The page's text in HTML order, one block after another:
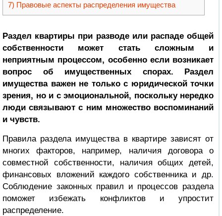
Правовые аспекты распределения имущества
Раздел квартиры при разводе или распаде общей
собственности может стать сложным и
неприятным процессом, особенно если возникает
вопрос об имущественных спорах. Раздел
имущества важен не только с юридической точки
зрения, но и с эмоциональной, поскольку нередко
люди связывают с ним множество воспоминаний
и чувств.
Правила раздела имущества в квартире зависят от
многих факторов, например, наличия договора о
совместной собственности, наличия общих детей,
финансовых вложений каждого собственника и др.
Соблюдение законных правил и процессов раздела
поможет избежать конфликтов и упростит
распределение.